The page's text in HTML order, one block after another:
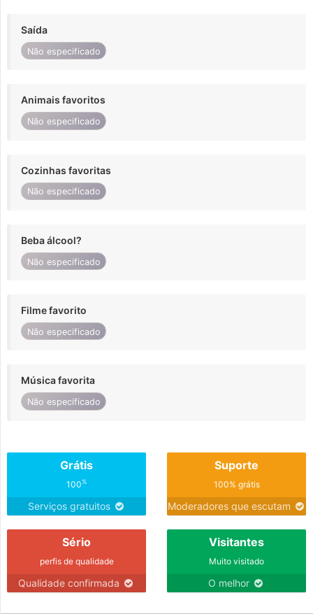
Saída
Não especificado
Animais favoritos
Não especificado
Cozinhas favoritas
Não especificado
Beba álcool?
Não especificado
Filme favorito
Não especificado
Música favorita
Não especificado
Grátis
100%
Serviços gratuitos
Suporte
100% grátis
Moderadores que escutam
Sério
perfis de qualidade
Qualidade confirmada
Visitantes
Muito visitado
O melhor